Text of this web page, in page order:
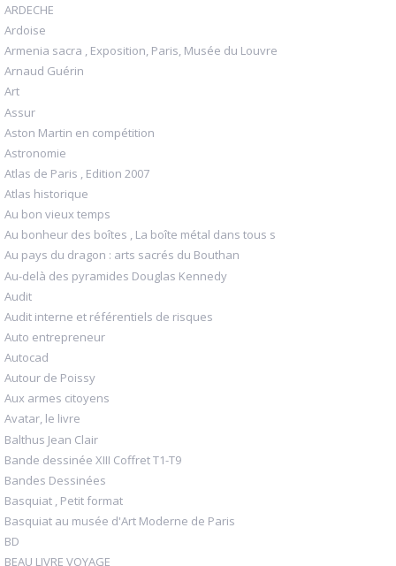
ARDECHE
Ardoise
Armenia sacra , Exposition, Paris, Musée du Louvre
Arnaud Guérin
Art
Assur
Aston Martin en compétition
Astronomie
Atlas de Paris , Edition 2007
Atlas historique
Au bon vieux temps
Au bonheur des boîtes , La boîte métal dans tous s
Au pays du dragon : arts sacrés du Bouthan
Au-delà des pyramides Douglas Kennedy
Audit
Audit interne et référentiels de risques
Auto entrepreneur
Autocad
Autour de Poissy
Aux armes citoyens
Avatar, le livre
Balthus Jean Clair
Bande dessinée XIII Coffret T1-T9
Bandes Dessinées
Basquiat , Petit format
Basquiat au musée d'Art Moderne de Paris
BD
BEAU LIVRE VOYAGE